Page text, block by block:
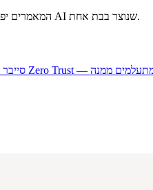
המאמרים יפורסמו בהדרגה — 4-5 מאמרים בחודש — כדי להיראות טבעי לגוגל ולא כתוכן AI שנוצר בבת אחת.
סייבר ממנה